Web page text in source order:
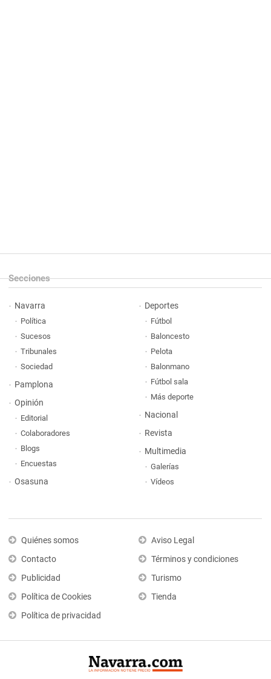
Secciones
Navarra
Política
Sucesos
Tribunales
Sociedad
Pamplona
Opinión
Editorial
Colaboradores
Blogs
Encuestas
Osasuna
Deportes
Fútbol
Baloncesto
Pelota
Balonmano
Fútbol sala
Más deporte
Nacional
Revista
Multimedia
Galerías
Vídeos
Quiénes somos
Contacto
Publicidad
Política de Cookies
Política de privacidad
Aviso Legal
Términos y condiciones
Turismo
Tienda